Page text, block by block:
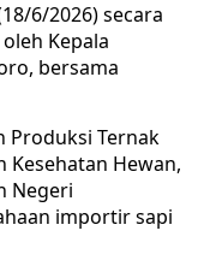
6/2026) secara
Kepala
bersama
Produksi Ternak
Kesehatan Hewan,
Negeri
importir sapi